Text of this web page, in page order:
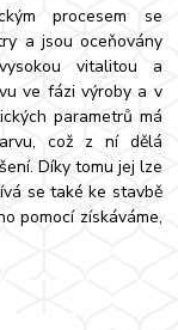
procesem se
a jsou oceňovány
vitalitou a
ve fázi výroby a v
parametrů má
což z ní dělá
Díky tomu jej lze
se také ke stavbě
pomocí získáváme,